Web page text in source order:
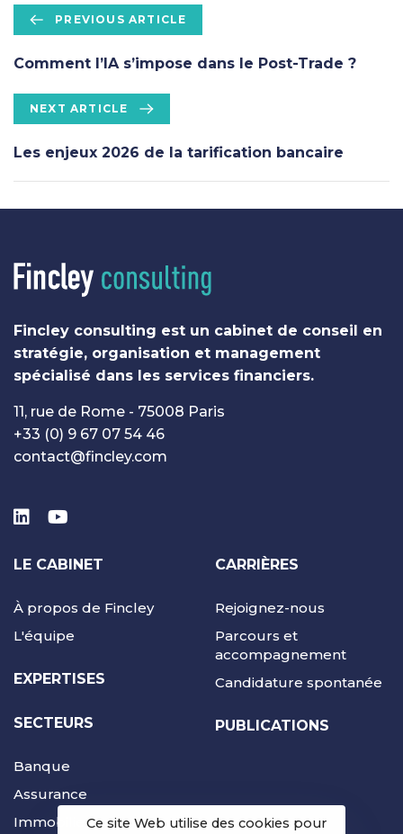
r
e
i
s
A
c
PREVIOUS ARTICLE
Comment l’IA s’impose dans le Post-Trade ?
e
x
A
r
c
l
NEXT ARTICLE
Les enjeux 2026 de la tarification bancaire
Fincley consulting est un cabinet de conseil en
stratégie, organisation et management
spécialisé dans les services financiers.
11, rue de Rome - 75008 Paris
+33 (0) 9 67 07 54 46
contact@fincley.com
LE CABINET
À propos de Fincley
L'équipe
EXPERTISES
SECTEURS
Banque
Assurance
Immobilier
CARRIÈRES
Rejoignez-nous
Parcours et
accompagnement
Candidature spontanée
PUBLICATIONS
Ce site Web utilise des cookies pour